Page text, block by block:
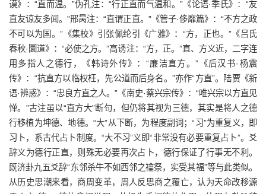
谟》：“直而温。”伪孔注：“行正直而气温和。”《论语·季氏》：“友
直友谅友多闻。”邢昺注：“直谓正直。”《管子·侈靡篇》：“不方之政
不可以为国。”《集校》引张佩纶引《广雅》：“方，正也。”《吕氏
春秋·圜道》：“必使之方。”高诱注：“方，正。”直、方义近，二字连
用多指人之德行，《韩诗外传》：“廉洁直方。”《后汉书·杨震
传》：“抗直方以临权枉，先公道而后身名。”亦作“方直”。陆贾《新
语·辨惑》：“忠良方直之人。”《南史·蔡兴宗传》：“唯兴宗以方直见
惮。”古注虽以“直方大”断句，但仍将其视为三德，其实是将人之德
行移植为坤德、地德。“大”从下断，为程度副词；“习”为重复义，即
习卜，系古代占卜制度。“大不习”义即“非常没有必要重复占卜”。爻
辞义为德行正直，则殊无必要再次占卜，德行保证了行事无不利。
既济卦九五爻辞“东邻杀牛不如西邻之禴祭，实受其福”等与此类似。
从历史思潮来看，商周变革，周人反思商之覆亡，认为天命改移源